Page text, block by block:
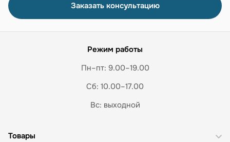
Заказать консультацию
Режим работы
Пн–пт: 9.00–19.00
Сб: 10.00–17.00
Вс: выходной
Товары